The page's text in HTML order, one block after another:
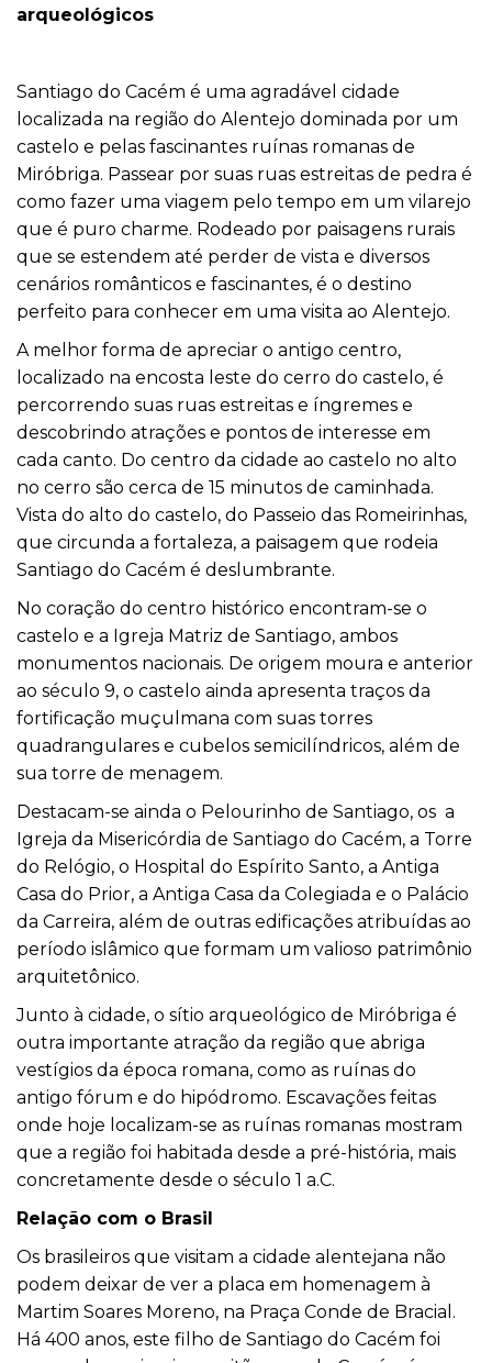
arqueológicos
Santiago do Cacém é uma agradável cidade
localizada na região do Alentejo dominada por um
castelo e pelas fascinantes ruínas romanas de
Miróbriga. Passear por suas ruas estreitas de pedra é
como fazer uma viagem pelo tempo em um vilarejo
que é puro charme. Rodeado por paisagens rurais
que se estendem até perder de vista e diversos
cenários românticos e fascinantes, é o destino
perfeito para conhecer em uma visita ao Alentejo.
A melhor forma de apreciar o antigo centro,
localizado na encosta leste do cerro do castelo, é
percorrendo suas ruas estreitas e íngremes e
descobrindo atrações e pontos de interesse em
cada canto. Do centro da cidade ao castelo no alto
no cerro são cerca de 15 minutos de caminhada.
Vista do alto do castelo, do Passeio das Romeirinhas,
que circunda a fortaleza, a paisagem que rodeia
Santiago do Cacém é deslumbrante.
No coração do centro histórico encontram-se o
castelo e a Igreja Matriz de Santiago, ambos
monumentos nacionais. De origem moura e anterior
ao século 9, o castelo ainda apresenta traços da
fortificação muçulmana com suas torres
quadrangulares e cubelos semicilíndricos, além de
sua torre de menagem.
Destacam-se ainda o Pelourinho de Santiago, os a
Igreja da Misericórdia de Santiago do Cacém, a Torre
do Relógio, o Hospital do Espírito Santo, a Antiga
Casa do Prior, a Antiga Casa da Colegiada e o Palácio
da Carreira, além de outras edificações atribuídas ao
período islâmico que formam um valioso patrimônio
arquitetônico.
Junto à cidade, o sítio arqueológico de Miróbriga é
outra importante atração da região que abriga
vestígios da época romana, como as ruínas do
antigo fórum e do hipódromo. Escavações feitas
onde hoje localizam-se as ruínas romanas mostram
que a região foi habitada desde a pré-história, mais
concretamente desde o século 1 a.C.
Relação com o Brasil
Os brasileiros que visitam a cidade alentejana não
podem deixar de ver a placa em homenagem à
Martim Soares Moreno, na Praça Conde de Bracial.
Há 400 anos, este filho de Santiago do Cacém foi